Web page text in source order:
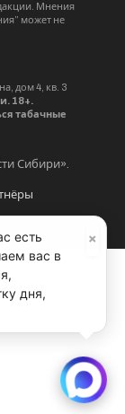
Мнения
может не
дом 4, кв. 3
18+.
табачные
Сибири».
×
есть
вас в
дня,